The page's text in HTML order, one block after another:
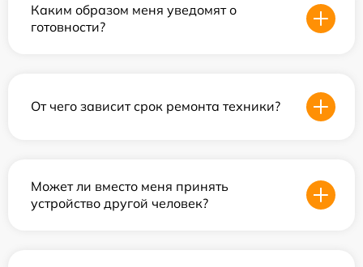
Каким образом меня уведомят о
готовности?
От чего зависит срок ремонта техники?
Может ли вместо меня принять
устройство другой человек?